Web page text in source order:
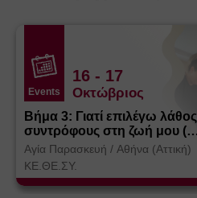
Events
16 - 17
Οκτώβριος
Βήμα 3: Γιατί επιλέγω λάθος
συντρόφους στη ζωή μου (
Θεσσαλονίκη)
Αγία Παρασκευή / Αθήνα (Αττική)
ΚΕ.ΘΕ.ΣΥ.